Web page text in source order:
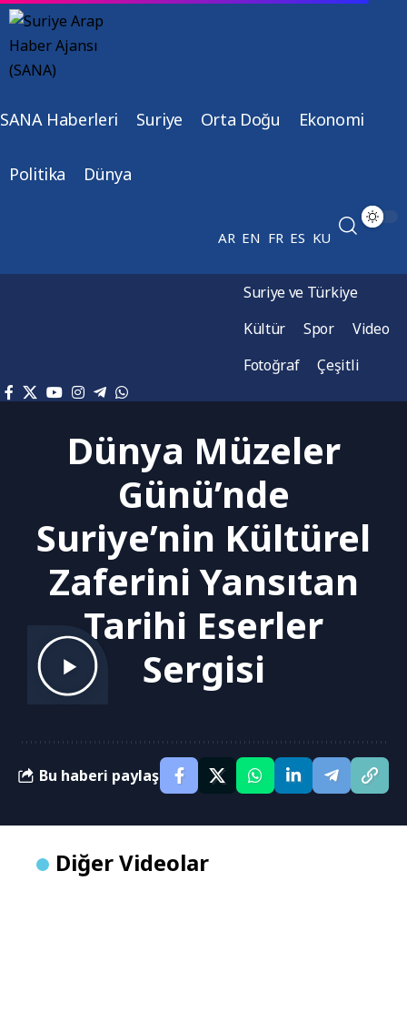
SANA Haberleri Suriye Orta Doğu Ekonomi
Politika Dünya
AR EN FR ES KU
Suriye ve Türkiye
Kültür
Spor
Video
Fotoğraf
Çeşitli
Dünya Müzeler
Günü’nde
Suriye’nin Kültürel
Zaferini Yansıtan
Tarihi Eserler
Sergisi
Bu haberi paylaş
Diğer Videolar